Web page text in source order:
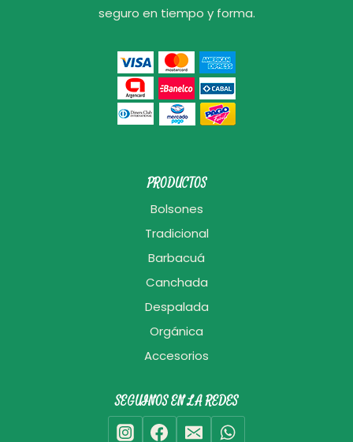
seguro en tiempo y forma.
PRODUCTOS
Bolsones
Tradicional
Barbacuá
Canchada
Despalada
Orgánica
Accesorios
SEGUINOS EN LA REDES